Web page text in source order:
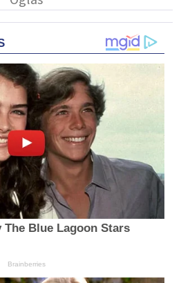
The Blue Lagoon Stars
Brainberries